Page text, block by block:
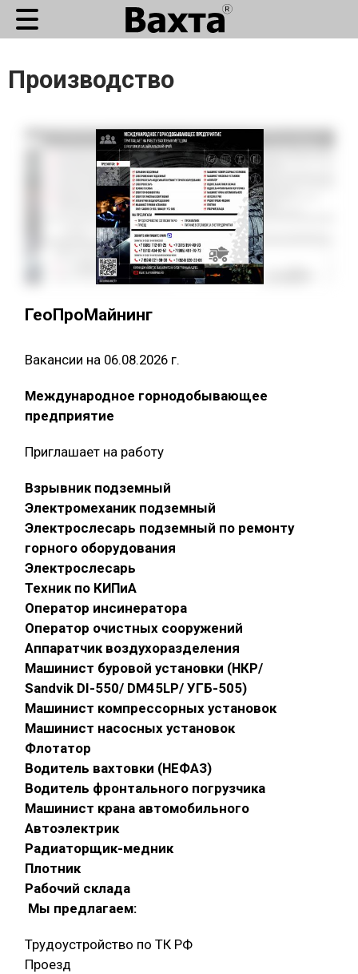
Производство
ГеоПроМайнинг
Вакансии на 06.08.2026 г.
Международное горнодобывающее
предприятие
Приглашает на работу
Взрывник подземный
Электромеханик подземный
Электрослесарь подземный по ремонту
горного оборудования
Электрослесарь
Техник по КИПиА
Оператор инсинератора
Оператор очистных сооружений
Аппаратчик воздухоразделения
Машинист буровой установки (НКР/
Sandvik DI-550/ DM45LP/ УГБ-505)
Машинист компрессорных установок
Машинист насосных установок
Флотатор
Водитель вахтовки (НЕФАЗ)
Водитель фронтального погрузчика
Машинист крана автомобильного
Автоэлектрик
Радиаторщик-медник
Плотник
Рабочий склада
Мы предлагаем:
Трудоустройство по ТК РФ
Проезд